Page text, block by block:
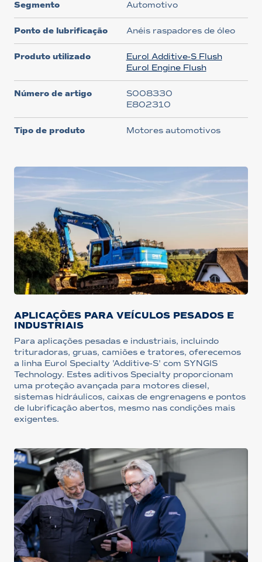
Segmento Automotivo
Ponto de lubrificação Anéis raspadores de óleo
Produto utilizado
Eurol Additive-S Flush
Eurol Engine Flush
Número de artigo
S008330
E802310
Tipo de produto Motores automotivos
APLICAÇÕES PARA VEÍCULOS PESADOS E
INDUSTRIAIS
Para aplicações pesadas e industriais, incluindo
trituradoras, gruas, camiões e tratores, oferecemos
a linha Eurol Specialty 'Additive-S' com SYNGIS
Technology. Estes aditivos Specialty proporcionam
uma proteção avançada para motores diesel,
sistemas hidráulicos, caixas de engrenagens e pontos
de lubrificação abertos, mesmo nas condições mais
exigentes.